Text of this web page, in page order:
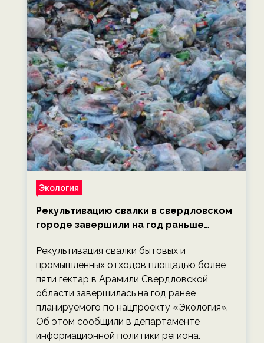
Экология
Рекультивацию свалки в свердловском
городе завершили на год раньше
экологии на ECOportal
Рекультивация свалки бытовых и
промышленных отходов площадью более
пяти гектар в Арамили Свердловской
области завершилась на год ранее
планируемого по нацпроекту «Экология».
Об этом сообщили в департаменте
информационной политики региона.